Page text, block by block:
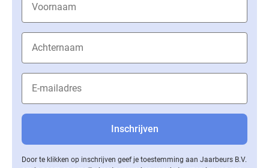
Door te klikken op inschrijven geef je toestemming aan Jaarbeurs B.V.